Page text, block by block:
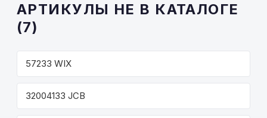
АРТИКУЛЫ НЕ В КАТАЛОГЕ
(7)
57233 WIX
32004133 JCB